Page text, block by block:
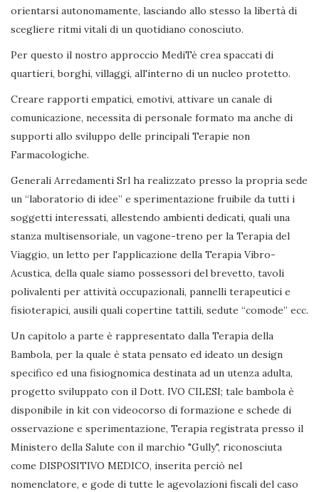
orientarsi autonomamente, lasciando allo stesso la libertà di
scegliere ritmi vitali di un quotidiano conosciuto.
Per questo il nostro approccio MediTè crea spaccati di
quartieri, borghi, villaggi, all'interno di un nucleo protetto.
Creare rapporti empatici, emotivi, attivare un canale di
comunicazione, necessita di personale formato ma anche di
supporti allo sviluppo delle principali Terapie non
Farmacologiche.
Generali Arredamenti Srl ha realizzato presso la propria sede
un “laboratorio di idee” e sperimentazione fruibile da tutti i
soggetti interessati, allestendo ambienti dedicati, quali una
stanza multisensoriale, un vagone-treno per la Terapia del
Viaggio, un letto per l'applicazione della Terapia Vibro-
Acustica, della quale siamo possessori del brevetto, tavoli
polivalenti per attività occupazionali, pannelli terapeutici e
fisioterapici, ausili quali copertine tattili, sedute “comode” ecc.
Un capitolo a parte è rappresentato dalla Terapia della
Bambola, per la quale è stata pensato ed ideato un design
specifico ed una fisiognomica destinata ad un utenza adulta,
progetto sviluppato con il Dott. IVO CILESI; tale bambola è
disponibile in kit con videocorso di formazione e schede di
osservazione e sperimentazione, Terapia registrata presso il
Ministero della Salute con il marchio "Gully", riconosciuta
come DISPOSITIVO MEDICO, inserita perciò nel
nomenclatore, e gode di tutte le agevolazioni fiscali del caso